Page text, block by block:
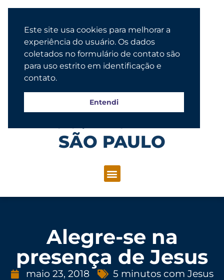
SÃO PAULO
Alegre-se na
presença de Jesus
maio 23, 2018 5 minutos com Jesus
Este site usa cookies para melhorar a
experiência do usuário. Os dados
coletados no formulário de contato são
para uso estrito em identificação e
contato.
Entendi